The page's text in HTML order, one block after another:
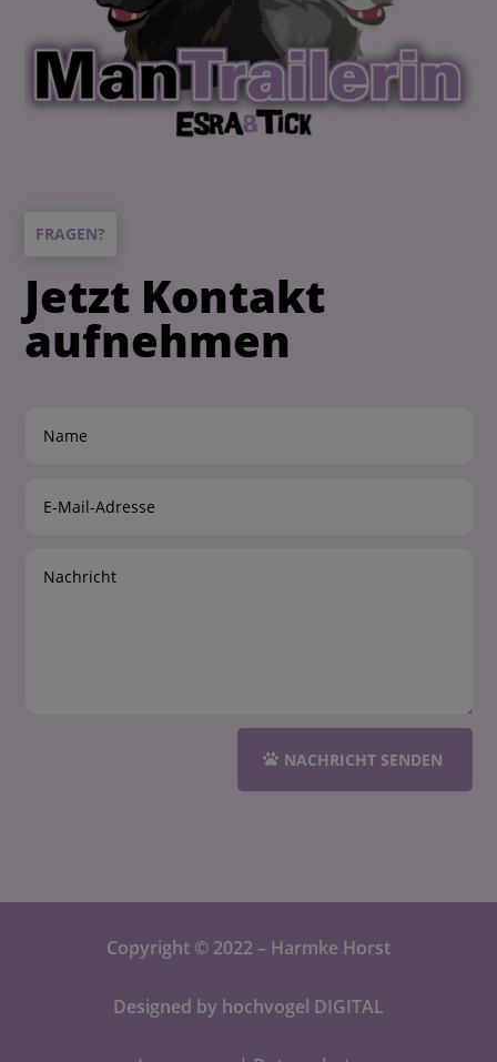
FRAGEN?
Jetzt Kontakt
aufnehmen
NACHRICHT SENDEN
Copyright © 2022 – Harmke Horst
Designed by hochvogel DIGITAL